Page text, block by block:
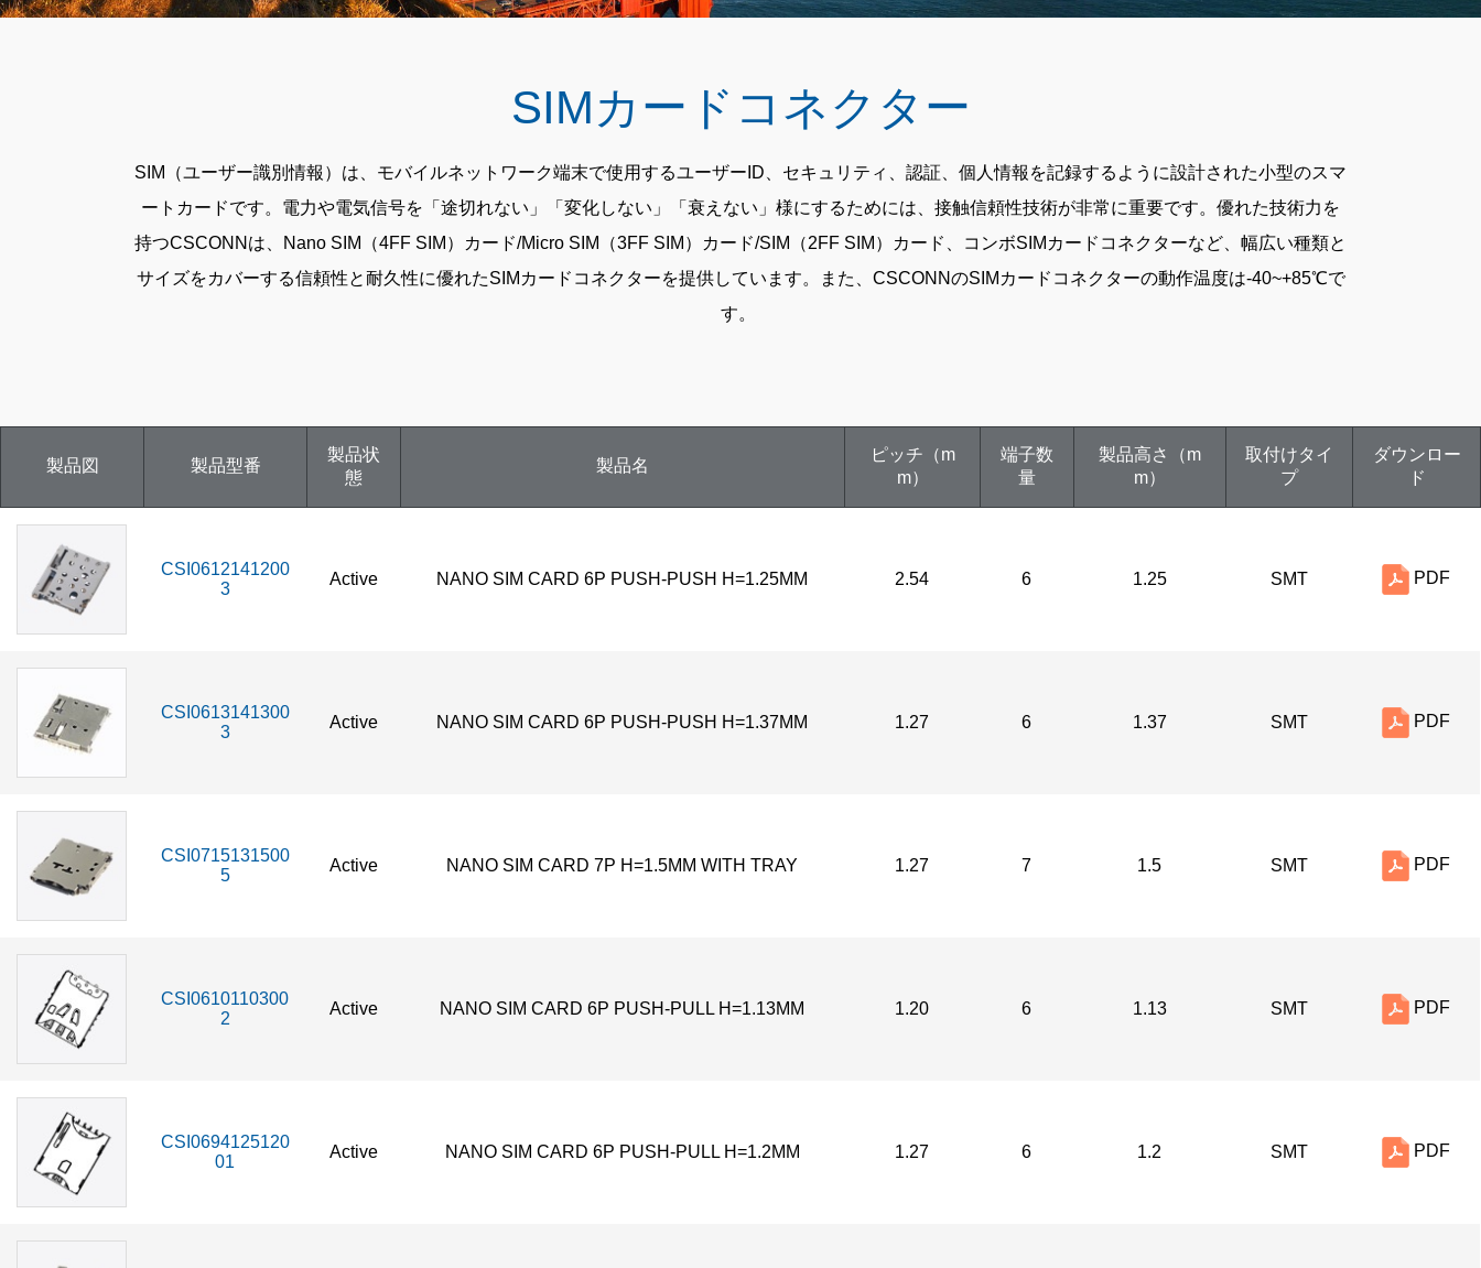
SIMカードコネクター
SIM（ユーザー識別情報）は、モバイルネットワーク端末で使用するユーザーID、セキュリティ、認証、個人情報を記録するように設計された小型のスマ
ートカードです。電力や電気信号を「途切れない」「変化しない」「衰えない」様にするためには、接触信頼性技術が非常に重要です。優れた技術力を
持つCSCONNは、Nano SIM（4FF SIM）カード/Micro SIM（3FF SIM）カード/SIM（2FF SIM）カード、コンボSIMカードコネクターなど、幅広い種類と
サイズをカバーする信頼性と耐久性に優れたSIMカードコネクターを提供しています。また、CSCONNのSIMカードコネクターの動作温度は-40~+85℃で
す。
製品図 製品型番
製品状
態
製品名
ピッチ（m
m）
端子数
量
製品高さ（m
m）
取付けタイ
プ
ダウンロー
ド
CSI0612141200
3
Active NANO SIM CARD 6P PUSH-PUSH H=1.25MM 2.54 6 1.25 SMT PDF
CSI0613141300
3
Active NANO SIM CARD 6P PUSH-PUSH H=1.37MM 1.27 6 1.37 SMT PDF
CSI0715131500
5
Active NANO SIM CARD 7P H=1.5MM WITH TRAY 1.27 7 1.5 SMT PDF
CSI0610110300
2
Active NANO SIM CARD 6P PUSH-PULL H=1.13MM 1.20 6 1.13 SMT PDF
CSI0694125120
01
Active NANO SIM CARD 6P PUSH-PULL H=1.2MM 1.27 6 1.2 SMT PDF